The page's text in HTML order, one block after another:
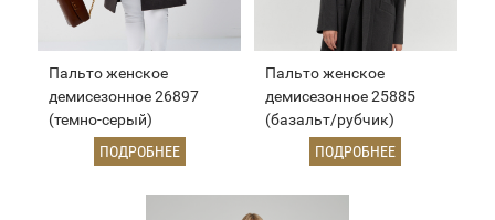
Пальто женское
демисезонное 26897
(темно-серый)
ПОДРОБНЕЕ
Пальто женское
демисезонное 25885
(базальт/рубчик)
ПОДРОБНЕЕ